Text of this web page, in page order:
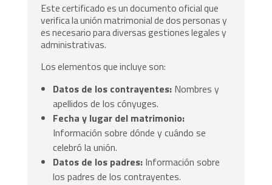
Este certificado es un documento oficial que
verifica la unión matrimonial de dos personas y
es necesario para diversas gestiones legales y
administrativas.
Los elementos que incluye son:
Datos de los contrayentes: Nombres y
apellidos de los cónyuges.
Fecha y lugar del matrimonio:
Información sobre dónde y cuándo se
celebró la unión.
Datos de los padres: Información sobre
los padres de los contrayentes.